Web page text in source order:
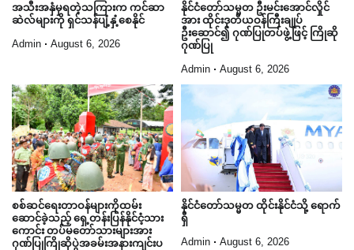
အသီးအနှံမှရတဲ့သကြားက ကင်ဆာ
ဆဲလ်များကို ရှင်သန်ပျံ့နှံ့စေနိုင်
Admin August 6, 2026
နိုင်ငံတော်သမ္မတ ဦးမင်းအောင်လှိုင်
အား ထိုင်းဒုတိယဝန်ကြီးချုပ်
ဦးဆောင်၍ ဂုဏ်ပြုတပ်ဖွဲ့ဖြင့် ကြိုဆို
ဂုဏ်ပြု
Admin August 6, 2026
စစ်ဆင်ရေးတာဝန်များကိုထမ်း
ဆောင်ခဲ့သည့် ရှေ့တန်းပြန်နိုင်ငံ့သား
ကောင်း တပ်မတော်သားများအား
ဂုဏ်ပြုကြိုဆိုပွဲအခမ်းအနားကျင်းပ
နိုင်ငံတော်သမ္မတ ထိုင်းနိုင်ငံသို့ ရောက်
ရှိ
Admin August 6, 2026